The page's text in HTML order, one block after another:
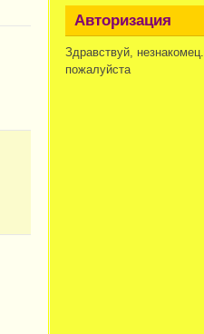
Авторизация
Здравствуй, незнакомец.
пожалуйста